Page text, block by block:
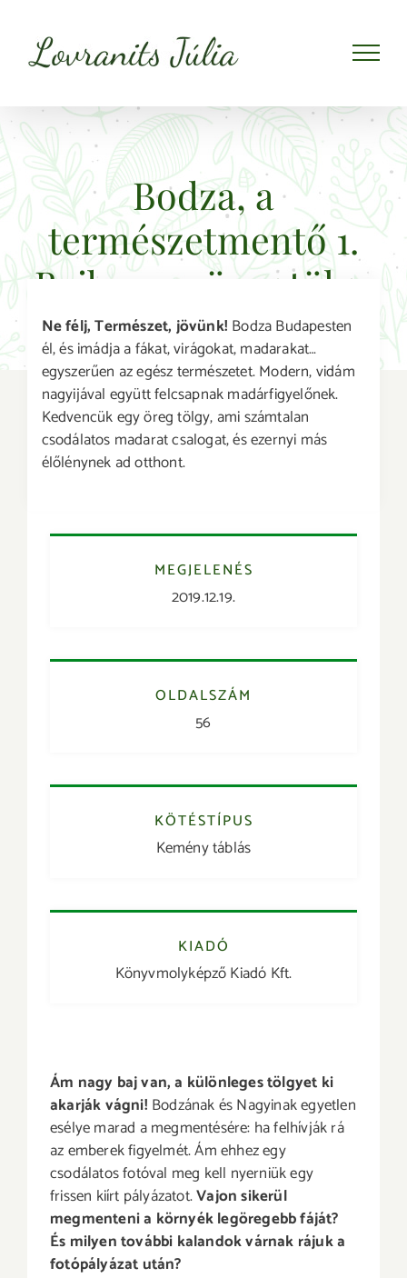
Bodza, a
természetmentő 1.
Bajban az öreg tölgy
Ne félj, Természet, jövünk! Bodza Budapesten
él, és imádja a fákat, virágokat, madarakat…
egyszerűen az egész természetet. Modern, vidám
nagyijával együtt felcsapnak madárfigyelőnek.
Kedvencük egy öreg tölgy, ami számtalan
csodálatos madarat csalogat, és ezernyi más
élőlénynek ad otthont.
MEGJELENÉS
2019.12.19.
OLDALSZÁM
56
KÖTÉSTÍPUS
Kemény táblás
KIADÓ
Könyvmolyképző Kiadó Kft.
Ám nagy baj van, a különleges tölgyet ki
akarják vágni! Bodzának és Nagyinak egyetlen
esélye marad a megmentésére: ha felhívják rá
az emberek figyelmét. Ám ehhez egy
csodálatos fotóval meg kell nyerniük egy
frissen kiírt pályázatot.Vajon sikerül
megmenteni a környék legöregebb fáját?
És milyen további kalandok várnak rájuk a
fotópályázat után?